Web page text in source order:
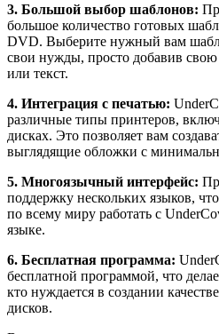
3. Большой выбор шаблонов:
большое количество готовых
DVD. Выберите нужный вам
свои нужды, просто добавив
или текст.
4. Интеграция с печатью:
различные типы принтеров,
дисках. Это позволяет вам
выглядящие обложки с
5. Многоязычный интерфейс:
поддержку нескольких языков,
по всему миру работать с
языке.
6. Бесплатная программа:
бесплатной программой, что
кто нуждается в создании
дисков.